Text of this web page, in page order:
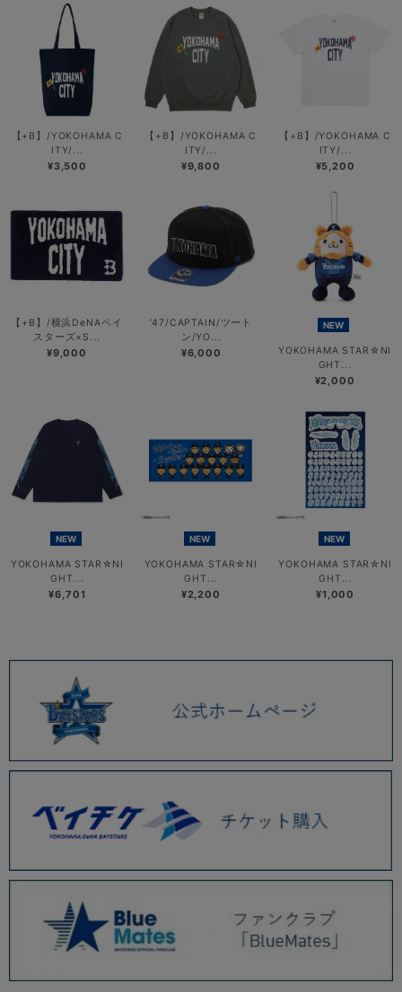
【+B】/YOKOHAMA C
ITY/...
¥3,500
【+B】/YOKOHAMA C
ITY/...
¥9,800
【+B】/YOKOHAMA C
ITY/...
¥5,200
【+B】/横浜DeNAベイ
スターズ×S...
¥9,000
’47/CAPTAIN/ツート
ン/YO...
¥6,000
NEW
YOKOHAMA STAR☆NI
GHT...
¥2,000
NEW
YOKOHAMA STAR☆NI
GHT...
¥6,701
NEW
YOKOHAMA STAR☆NI
GHT...
¥2,200
NEW
YOKOHAMA STAR☆NI
GHT...
¥1,000